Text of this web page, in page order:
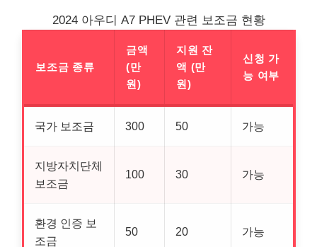
2024 아우디 A7 PHEV 관련 보조금 현황
보조금 종류
금액
(만
원)
지원 잔
액 (만
원)
신청 가
능 여부
국가 보조금 300 50 가능
지방자치단체
보조금
100 30 가능
환경 인증 보
조금
50 20 가능